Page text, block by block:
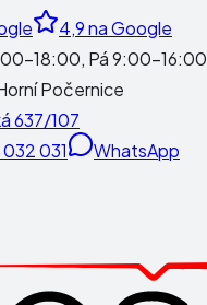
4,9na Google
18:00, Pá 9:00-16:00
Počernice
637/107
031
WhatsApp